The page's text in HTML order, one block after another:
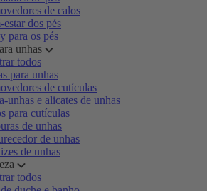
de calos
estar dos pés
para os pés
unhas
todos
para unhas
de cutículas
unhas e alicates de unhas
para cutículas
de unhas
de unhas
de unhas
todos